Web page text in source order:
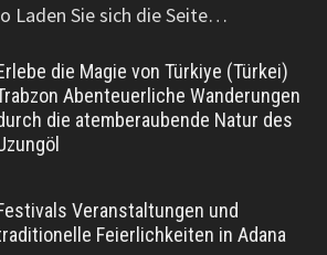
Laden Sie sich die Seite…
die Magie von Türkiye (Türkei)
Abenteuerliche Wanderungen
die atemberaubende Natur des
Veranstaltungen und
Feierlichkeiten in Adana